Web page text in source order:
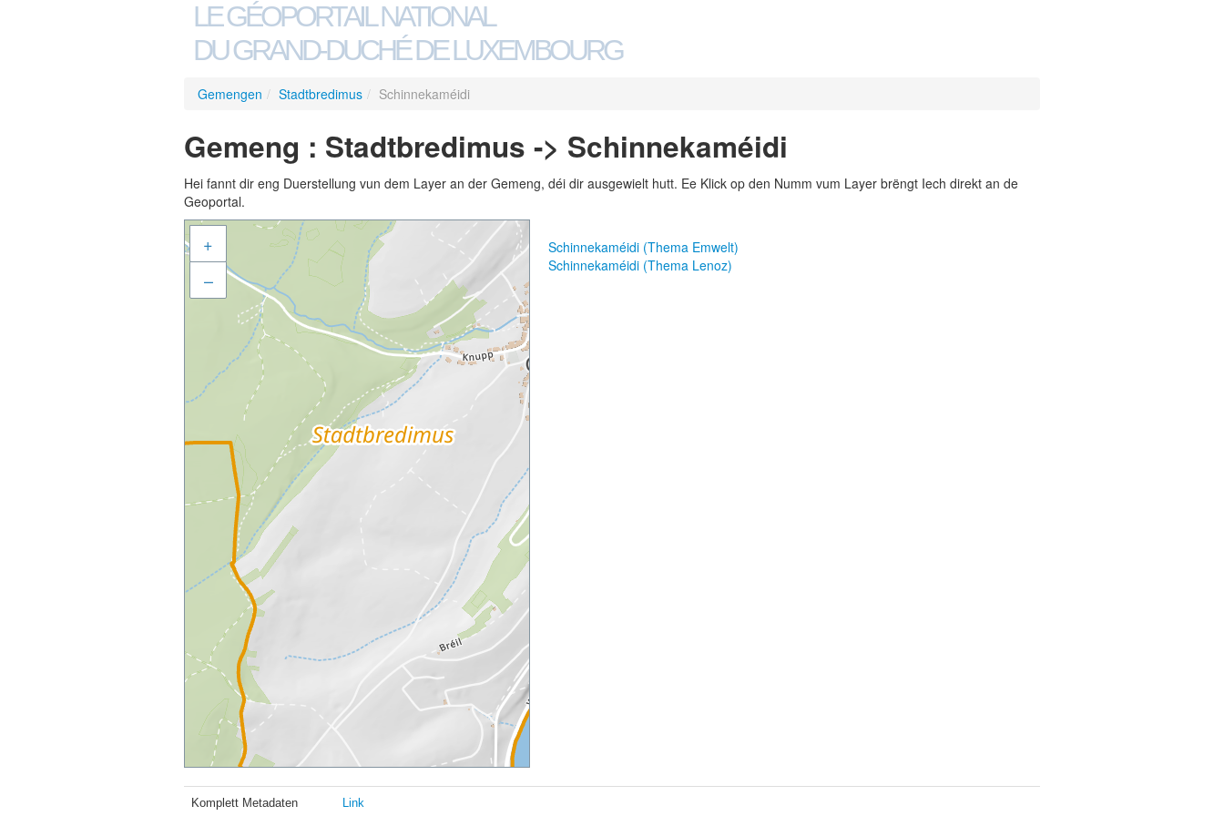
LE GÉOPORTAIL NATIONAL
DU GRAND-DUCHÉ DE LUXEMBOURG
Gemengen / Stadtbredimus / Schinnekaméidi
Gemeng : Stadtbredimus -> Schinnekaméidi
Hei fannt dir eng Duerstellung vun dem Layer an der Gemeng, déi dir ausgewielt hutt. Ee Klick op den Numm vum Layer brëngt Iech direkt an de
Geoportal.
+
–
Schinnekaméidi (Thema Emwelt)
Schinnekaméidi (Thema Lenoz)
Komplett Metadaten Link